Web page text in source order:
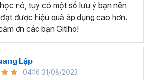
báo cáo:
Microsoft Word cung cấp
phép bạn tạo biển đồ và làm báo cáo,
hiển thị rõ ràng và trực quan nhất, từ đó
định chính xác và thông minh.
liệu hướng dẫn:
tài liệu hướng dẫn như sách, báo cáo
nó, tuy có một số lưu ý bạn nên
được hiệu quả áp dụng cao hơn.
ơn các bạn Gitiho!
Lập
04:16 31/08/2023